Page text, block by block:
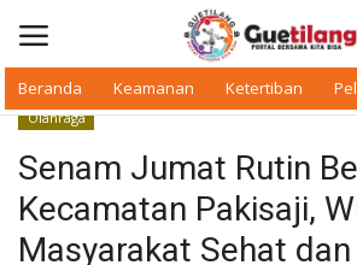
Beranda Keamanan Ketertiban
Beranda
Olahraga
Senam Jumat Rutin
Kecamatan Pakisaji,
Masyarakat Sehat